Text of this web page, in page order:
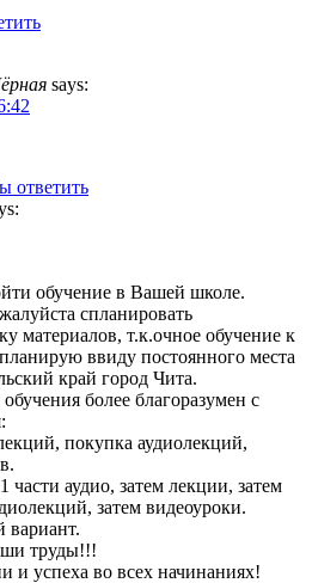
says:
ответить
обучение в Вашей школе.
спланировать
материалов, т.к.очное обучение к
ввиду постоянного места
край город Чита.
более благоразумен с
покупка аудиолекций,
части аудио, затем лекции, затем
затем видеоуроки.
вариант.
труды!!!
успеха во всех начинаниях!